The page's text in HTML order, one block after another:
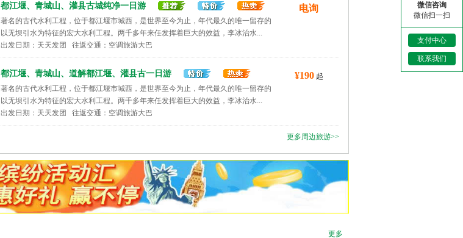
都江堰、青城山、灌县古城纯净一日游
著名的古代水利工程，位于都江堰市城西，是世界至今为止，年代最久的唯一留存的
以无坝引水为特征的宏大水利工程。两千多年来任发挥着巨大的效益，李冰治水...
出发日期：天天发团 往返交通：空调旅游大巴
电询
都江堰、青城山、道解都江堰、灌县古一日游
著名的古代水利工程，位于都江堰市城西，是世界至今为止，年代最久的唯一留存的
以无坝引水为特征的宏大水利工程。两千多年来任发挥着巨大的效益，李冰治水...
出发日期：天天发团 往返交通：空调旅游大巴
¥190起
更多周边旅游>>
九寨沟纯玩团|成都中青旅总社发团|九寨沟、黄龙、都江堰VIP小团3日游
出发日期：天天 往返交通：汽车
电询
更多
微信咨询
微信扫一扫
支付中心
联系我们